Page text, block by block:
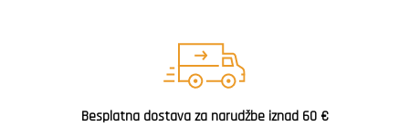
Besplatna dostava za narudžbe iznad 60 €